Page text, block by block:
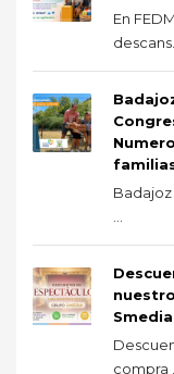
En
descans...
Smedia
compra ...